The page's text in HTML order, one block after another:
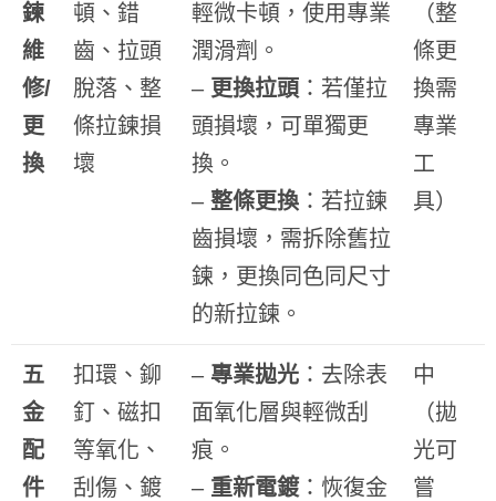
鍊
維
修/
更
換
頓、錯
齒、拉頭
脫落、整
條拉鍊損
壞
輕微卡頓，使用專業
潤滑劑。
– 更換拉頭 ：若僅拉
頭損壞，可單獨更
換。
– 整條更換 ：若拉鍊
齒損壞，需拆除舊拉
鍊，更換同色同尺寸
的新拉鍊。
（整
條更
換需
專業
工
具）
五
金
配
件
扣環、鉚
釘、磁扣
等氧化、
刮傷、鍍
– 專業拋光 ：去除表
面氧化層與輕微刮
痕。
– 重新電鍍 ：恢復金
中
（拋
光可
嘗